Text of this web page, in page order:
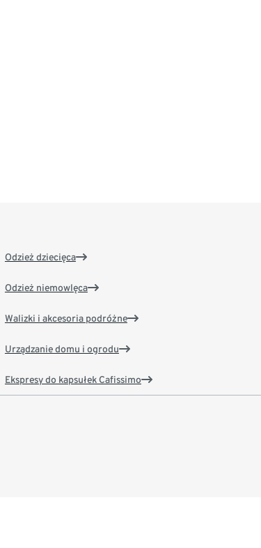
Odzież dziecięca
Odzież niemowlęca
Walizki i akcesoria podróżne
Urządzanie domu i ogrodu
Ekspresy do kapsułek Cafissimo